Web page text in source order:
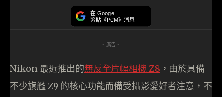
在 Google
緊貼《PCM》消息
- 廣告 -
Nikon 最近推出的無反全片幅相機 Z8 ，由於具備
不少旗艦 Z9 的核心功能而備受攝影愛好者注意，不